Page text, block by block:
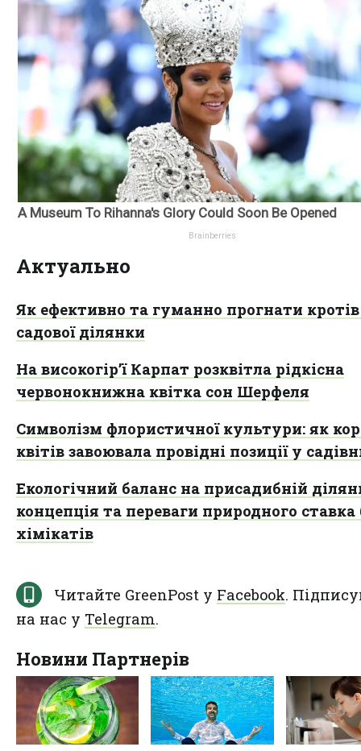
Актуально
Як ефективно та гуманно прогнати кротів
садової ділянки
На високогір’ї Карпат розквітла рідкісна
червонокнижна квітка сон Шерфеля
Символізм флористичної культури: як
квітів завоювала провідні позиції у
Екологічний баланс на присадибній
концепція та переваги природного ставка
хімікатів
Читайте GreenPost у Facebook.
на нас у Telegram.